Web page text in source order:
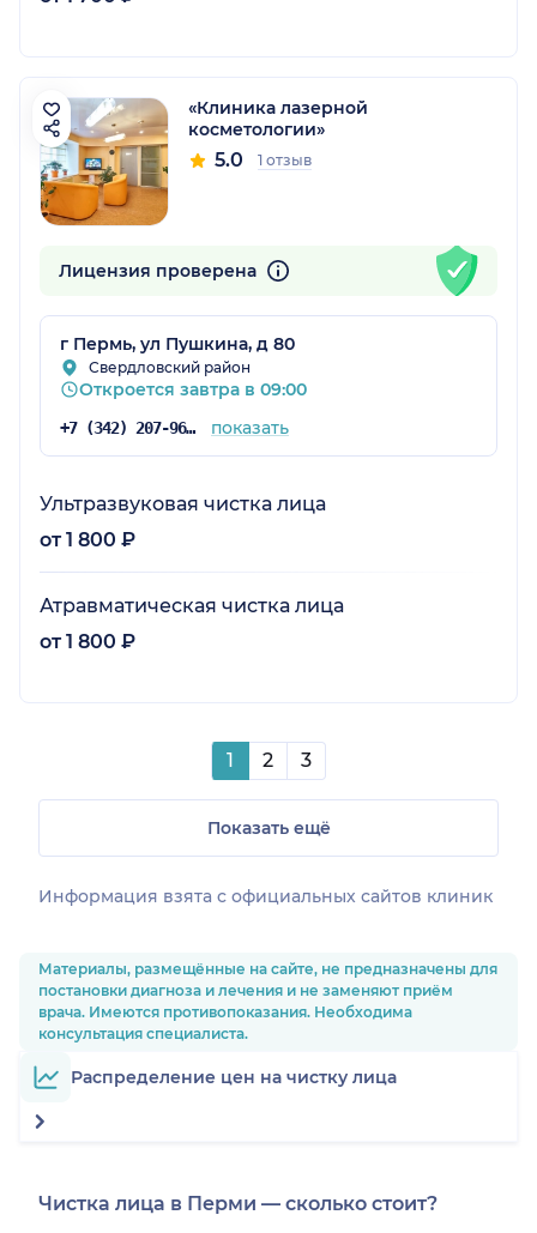
«Клиника лазерной
косметологии»
5.0 1 отзыв
Лицензия проверена
г Пермь, ул Пушкина, д 80
Свердловский район
Откроется завтра в 09:00
+7 (342) 207-96-49 показать
Ультразвуковая чистка лица
от 1 800 ₽
Атравматическая чистка лица
от 1 800 ₽
1 2 3
Показать ещё
Информация взята c официальных сайтов клиник
Материалы, размещённые на сайте, не предназначены для
постановки диагноза и лечения и не заменяют приём
врача. Имеются противопоказания. Необходима
консультация специалиста.
Распределение цен на чистку лица
Чистка лица в Перми — cколько стоит?